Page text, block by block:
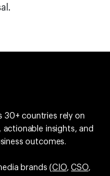
30+ countries rely on
actionable insights, and
outcomes.
brands (CIO,CSO,